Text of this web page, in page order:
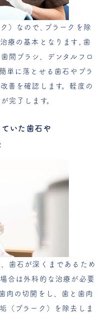
）なので､プラークを除
療の基本となります｡歯
間ブラシ、デンタルフロ
単に落とせる歯石やプラ
善を確認します。軽度の
完了します。
いた歯石や
歯石が深くまであるため
合は外科的な治療が必要
肉の切開をし、歯と歯肉
（プラーク）を除去しま